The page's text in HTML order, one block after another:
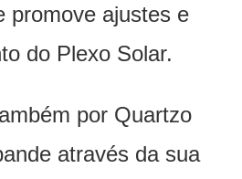
promove ajustes e
do Plexo Solar.
por Quartzo
através da sua